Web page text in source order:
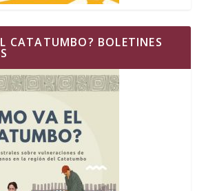
CATATUMBO? BOLETINES